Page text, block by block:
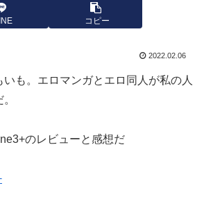
コピー
2022.02.06
も。エロマンガとエロ同人が私の人
のレビューと感想だ